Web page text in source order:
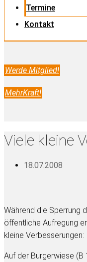
Termine
Kontakt
Werde Mitglied!
MehrKraft!
Viele kleine
18.07.2008
Während die Sperrung
öffentliche Aufregung
kleine Verbesserungen:
Auf der Bürgerwiese